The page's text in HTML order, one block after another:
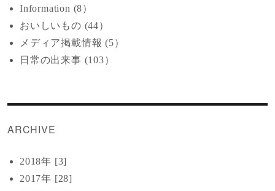
Information (8）
おいしいもの (44）
メディア掲載情報 (5）
日常の出来事 (103）
ARCHIVE
2018年 [3]
2017年 [28]